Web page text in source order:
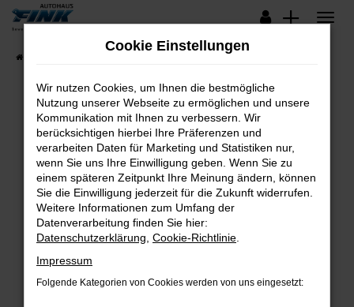
Zum
springen
Lagerfahrzeuge
Fehler: Network Error
Beim Laden ist ein Fehler aufgetreten.
Hier sind ein paar Tipps, die dir helfen können:
Überprüfe deine Firewall und deine
Internetverbindung.
Laden andere Webseiten, zum Beispiel deine
Suchmaschine?
Prüfe deine Browsererweiterungen.
Cookie Einstellungen
Wir nutzen Cookies, um Ihnen die bestmögliche
Nutzung unserer Webseite zu ermöglichen und unsere
Kommunikation mit Ihnen zu verbessern. Wir
berücksichtigen hierbei Ihre Präferenzen und
verarbeiten Daten für Marketing und Statistiken nur,
wenn Sie uns Ihre Einwilligung geben. Wenn Sie zu
einem späteren Zeitpunkt Ihre Meinung ändern, können
Sie die Einwilligung jederzeit für die Zukunft widerrufen.
Weitere Informationen zum Umfang der
Datenverarbeitung finden Sie hier:
Datenschutzerklärung Cookie-Richtlinie
Impressum
Folgende Kategorien von Cookies werden von uns eingesetzt: